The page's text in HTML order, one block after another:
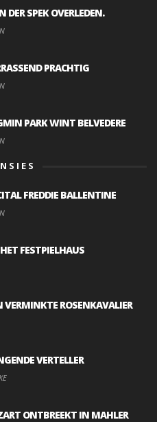
DER SPEK OVERLEDEN.
PRACHTIG
PARK WINT BELVEDERE
FREDDIE BALLENTINE
FESTPIELHAUS
ROSENKAVALIER
VERTELLER
ONTBREEKT IN MAHLER